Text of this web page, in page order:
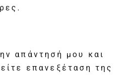
απάντησή μου και
επανεξέταση της